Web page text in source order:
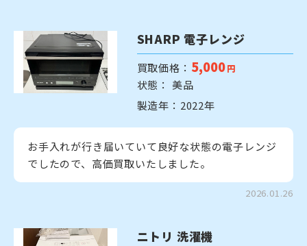
SHARP 電子レンジ
買取価格： 5,000 円
状態： 美品
製造年：2022年
お手入れが行き届いていて良好な状態の電子レンジ
でしたので、高価買取いたしました。
2026.01.26
ニトリ 洗濯機